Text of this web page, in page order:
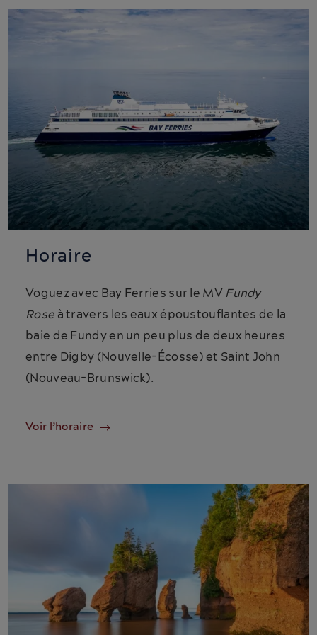
Horaire
Voguez avec Bay Ferries sur le MVFundy
Rose à travers les eaux époustouflantes de la
baie de Fundy en un peu plus de deux heures
entre Digby (Nouvelle-Écosse) et Saint John
(Nouveau-Brunswick).
Voir l’horaire